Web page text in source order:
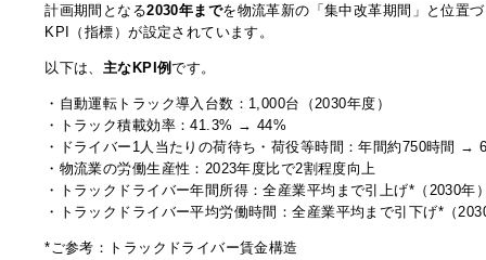
計画期間となる2030年までを物流革新の「集中改革期間」と位置
KPI（指標）が設定されています。
以下は、 主なKPI例です。
・自動運転トラック導入台数：1,000台（2030年度）
・トラック積載効率：41.3% → 44%
・ドライバー1人当たりの荷待ち・荷役等時間：年間約750時間 →
・物流業の労働生産性：2023年度比で2割程度向上
・トラックドライバー年間所得：全産業平均まで引上げ*（2030年
・トラックドライバー平均労働時間：全産業平均まで引下げ*（
*ご参考：トラックドライバー賃金構造